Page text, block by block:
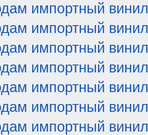
импортный винил
импортный винил
импортный винил
импортный винил
импортный винил
импортный винил
импортный винил